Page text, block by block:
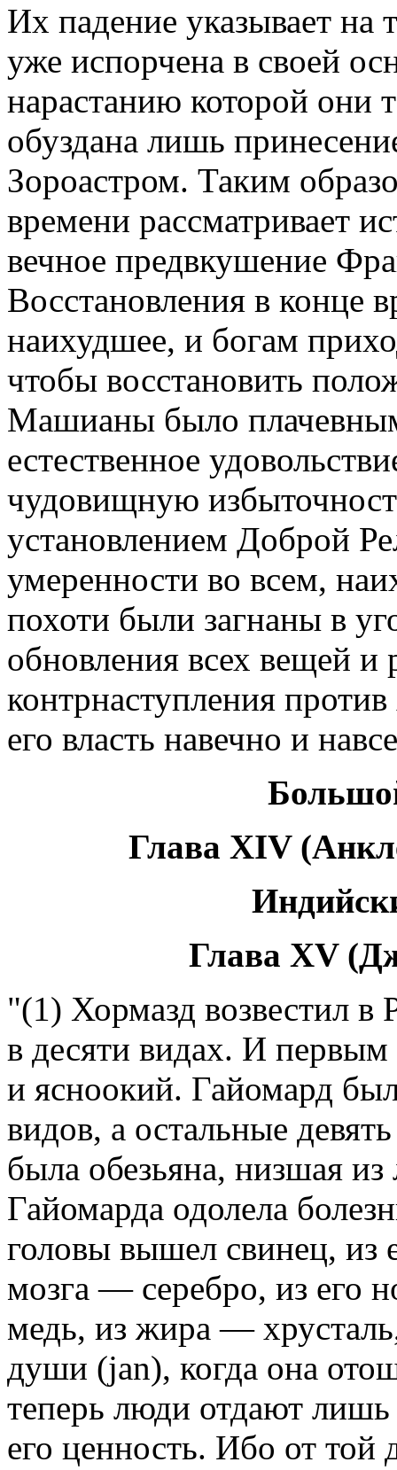
Их падение указывает на
уже испорчена в своей
нарастанию которой они
обуздана лишь
Зороастром. Таким
времени рассматривает
вечное предвкушение
Восстановления в конце
наихудшее, и богам
чтобы восстановить
Машианы было
естественное
чудовищную
установлением Доброй
умеренности во всем,
похоти были загнаны в
обновления всех вещей и
контрнаступления
его власть навечно и
Глава XIV
Глава XV
"(1) Хормазд возвестил в
в десяти видах. И
и ясноокий. Гайомард
видов, а остальные
была обезьяна, низшая
Гайомарда одолела
головы вышел свинец, из
мозга — серебро, из его
медь, из жира —
души (jan), когда она
теперь люди отдают
его ценность. Ибо от той